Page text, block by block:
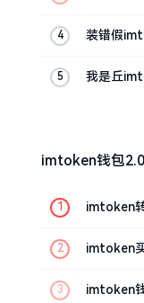
装错假
我是丘
imtoken钱包2.0
imtoken
imtoken
imtoken